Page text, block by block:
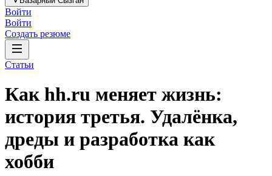
Войти
Войти
Создать резюме
Статьи
Как hh.ru меняет жизнь:
история третья. Удалёнка,
дреды и разработка как
хобби